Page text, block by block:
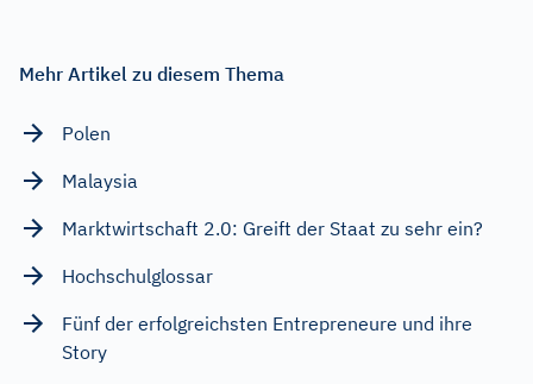
Mehr Artikel zu diesem Thema
Polen
Malaysia
Marktwirtschaft 2.0: Greift der Staat zu sehr ein?
Hochschulglossar
Fünf der erfolgreichsten Entrepreneure und ihre
Story